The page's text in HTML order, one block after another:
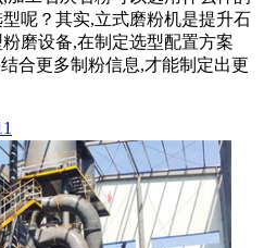
呢？其实,立式磨粉机是提升石
磨设备,在制定选型配置方案
合更多制粉信息,才能制定出更